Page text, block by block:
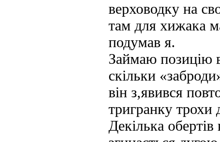
верховодку на
там для хижака
подумав я.
Займаю позицію
скільки
він з,явився
тригранку трохи
Декілька